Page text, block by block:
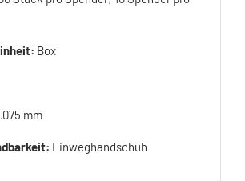
Box
mm
Einweghandschuh